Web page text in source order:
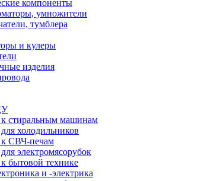
компоненты
умножители
тумблера
и кулеры
изделия
к стиральным машинам
холодильников
к СВЧ-печам
электромясорубок
бытовой технике
и -электрика